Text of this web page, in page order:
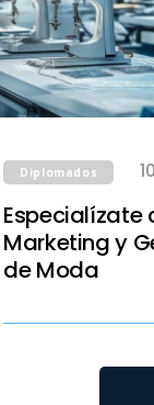
Diplomados
Especialízate
Marketing y
de Moda